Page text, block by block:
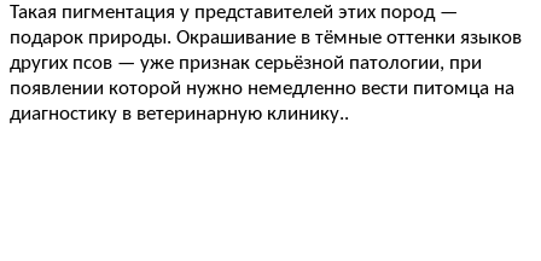
Такая пигментация у представителей этих пород —
подарок природы. Окрашивание в тёмные оттенки языков
других псов — уже признак серьёзной патологии, при
появлении которой нужно немедленно вести питомца на
диагностику в ветеринарную клинику..